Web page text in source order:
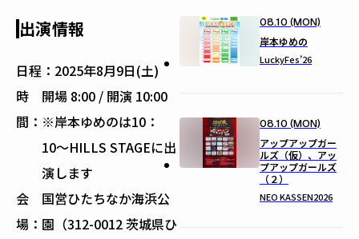
出演情報
日程： 2025年8月9日(土)
時
間：
開場 8:00 / 開演 10:00
※岸本ゆめのは10：
10〜HILLS STAGEに出
演します
会
場：
国営ひたちなか海浜公
園（312-0012 茨城県ひ
08.10 (MON)
岸本ゆめの
LuckyFes’26
08.10 (MON)
アップアップガー
ルズ（仮）、アッ
プアップガールズ
（２）
NEO KASSEN2026